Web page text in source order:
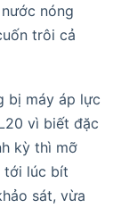
nóng
trôi cả
bị máy áp lực
vì biết đặc
kỳ thì mỡ
tới lúc bít
sát, vừa